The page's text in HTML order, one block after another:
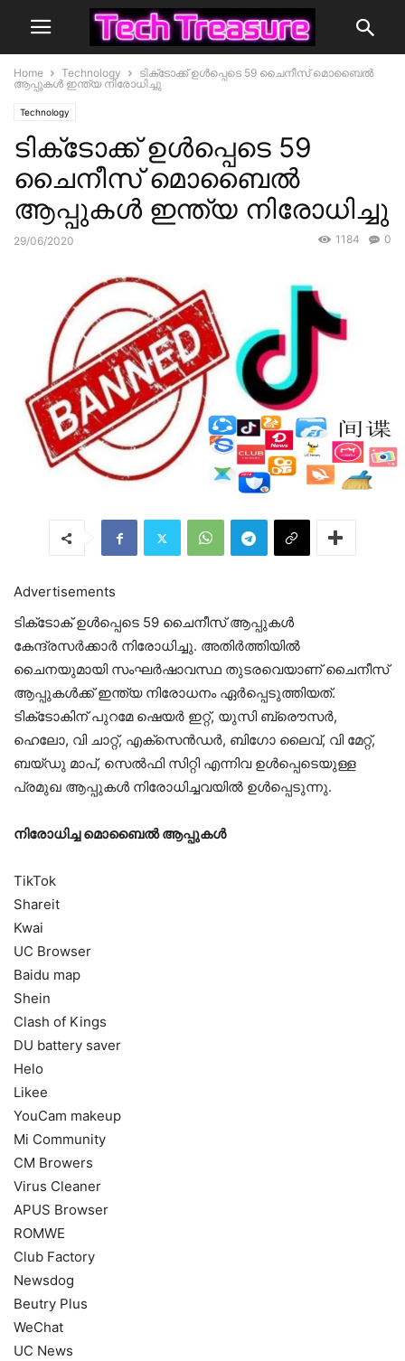
Home Technology
ടിക്‌ടോക്ക് ഉള്‍പ്പെടെ 59 ചൈനീസ് മൊബൈല്‍
ആപ്പുകള്‍ ഇന്ത്യ നിരോധിച്ചു
Technology
ടിക്‌ടോക്ക് ഉള്‍പ്പെടെ 59
ചൈനീസ് മൊബൈല്‍
ആപ്പുകള്‍ ഇന്ത്യ നിരോധിച്ചു
29/06/2020 0
1184
Advertisements
ടിക്‌ടോക് ഉള്‍പ്പെടെ 59 ചൈനീസ് ആപ്പുകള്‍
കേന്ദ്രസര്‍ക്കാര്‍ നിരോധിച്ചു. അതിര്‍ത്തിയില്‍
ചൈനയുമായി സംഘര്‍ഷാവസ്ഥ തുടരവെയാണ് ചൈനീസ്
ആപ്പുകള്‍ക്ക് ഇന്ത്യ നിരോധനം ഏര്‍പ്പെടുത്തിയത്.
ടിക്‌ടോകിന് പുറമേ ഷെയര്‍ ഇറ്റ്, യുസി ബ്രൌസര്‍,
ഹെലോ, വി ചാറ്റ്, എക്‌സെന്‍ഡര്‍, ബിഗോ ലൈവ്, വി മേറ്റ്,
ബയ്ഡു മാപ്, സെല്‍ഫി സിറ്റി എന്നിവ ഉള്‍പ്പെടെയുള്ള
പ്രമുഖ ആപ്പുകള്‍ നിരോധിച്ചവയില്‍ ഉള്‍പ്പെടുന്നു.
നിരോധിച്ച മൊബൈല്‍ ആപ്പുകള്‍
TikTok
Shareit
Kwai
UC Browser
Baidu map
Shein
Clash of Kings
DU battery saver
Helo
Likee
YouCam makeup
Mi Community
CM Browers
Virus Cleaner
APUS Browser
ROMWE
Club Factory
Newsdog
Beutry Plus
WeChat
UC News